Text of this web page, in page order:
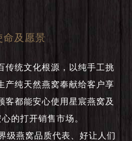
命及愿景
传统文化根源，以纯手工挑
产纯天然燕窝奉献给客户享
客都能安心使用星宸燕窝及
心的打开销售市场。
级燕窝品质代表、好让人们